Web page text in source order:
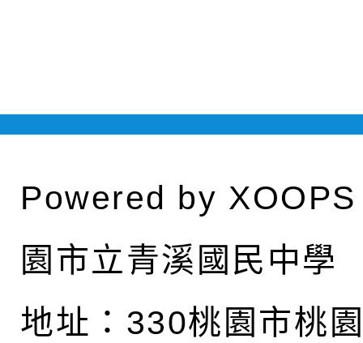
Powered by XOOPS
園市立青溪國民中學
地址： 330桃園市桃